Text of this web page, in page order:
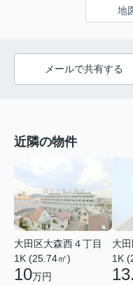
地
メールで共有する
近隣の物件
大田区大森西４丁目
1K (25.74㎡)
10万円
大
1K